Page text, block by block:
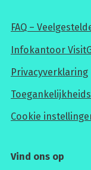
FAQ –
Infokantoor
Privacyverklaring
Cookie
Vind ons op